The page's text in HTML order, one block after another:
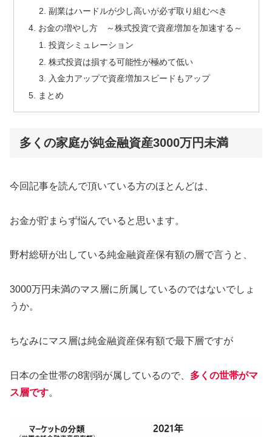
副業はハードルが少し高いが必ず取り組むべき
お金の増やし方 ～株式投資で資産増加を加速する～
投資シミュレーション
株式投資は損する可能性が極めて低い
入金力アップで資産増加スピードもアップ
まとめ
多くの家庭が純金融資産3000万円未満
今回記事を読んで頂いている方のほとんどは、
お金が貯まらず悩んでいると思います。
野村総研が出している純金融資産保有額の層で言うと、
3000万円未満のマス層に所属しているのではないでしょ
うか。
ちなみにマス層は純金融資産保有額で最下層ですが
日本の全世帯の8割弱が属しているので、 多くの世帯がマ
ス層です。